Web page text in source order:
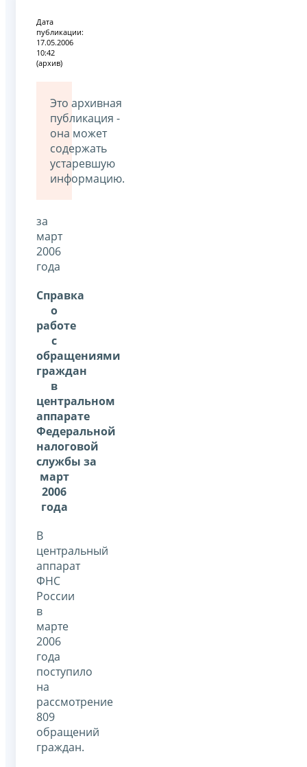
Дата
публикации:
17.05.2006
10:42
(архив)
Это архивная
публикация -
она может
содержать
устаревшую
информацию.
за
март
2006
года
Справка
о
работе
с
обращениями
граждан
в
центральном
аппарате
Федеральной
налоговой
службы за
март
2006
года
В
центральный
аппарат
ФНС
России
в
марте
2006
года
поступило
на
рассмотрение
809
обращений
граждан.